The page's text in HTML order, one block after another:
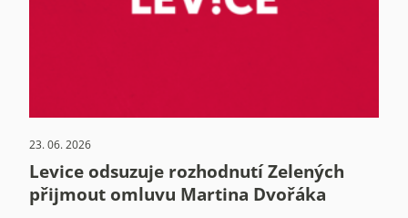
23. 06. 2026
Levice odsuzuje rozhodnutí Zelených
přijmout omluvu Martina Dvořáka